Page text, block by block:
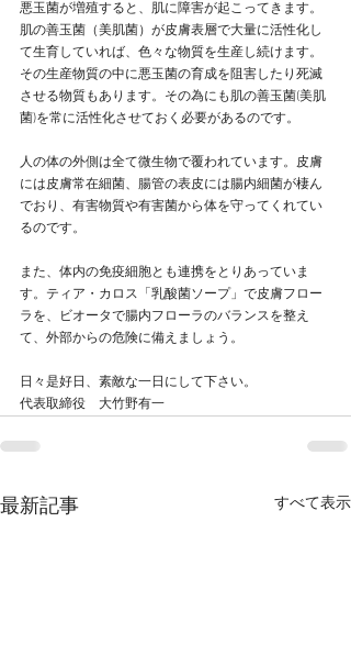
悪玉菌が増殖すると、肌に障害が起こってきます。
肌の善玉菌（美肌菌）が皮膚表層で大量に活性化し
て生育していれば、色々な物質を生産し続けます。
その生産物質の中に悪玉菌の育成を阻害したり死滅
させる物質もあります。その為にも肌の善玉菌(美肌
菌)を常に活性化させておく必要があるのです。
人の体の外側は全て微生物で覆われています。皮膚
には皮膚常在細菌、腸管の表皮には腸内細菌が棲ん
でおり、有害物質や有害菌から体を守ってくれてい
るのです。
また、体内の免疫細胞とも連携をとりあっていま
す。ティア・カロス「乳酸菌ソープ」で皮膚フロー
ラを、ビオータで腸内フローラのバランスを整え
て、外部からの危険に備えましょう。
日々是好日、素敵な一日にして下さい。
代表取締役　大竹野有一
最新記事 すべて表示